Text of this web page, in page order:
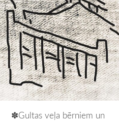
✽Gultas veļa bērniem un